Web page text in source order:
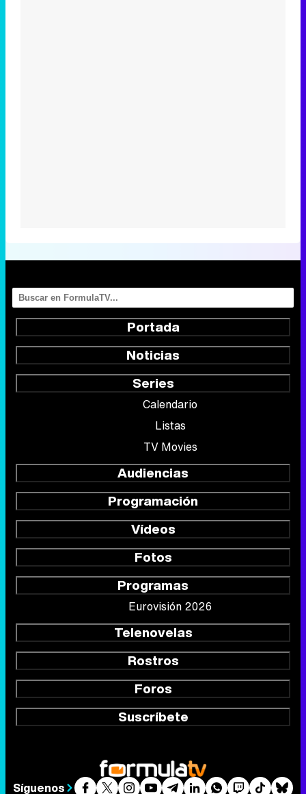
Portada
Noticias
Series
Calendario
Listas
TV Movies
Audiencias
Programación
Vídeos
Fotos
Programas
Eurovisión 2026
Telenovelas
Rostros
Foros
Suscríbete
Síguenos